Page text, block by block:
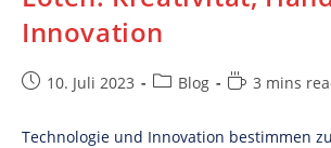
Innovation
Post10. Juli 2023
PostBlog
Reading
3 mins
Technologie und Innovation bestimmen